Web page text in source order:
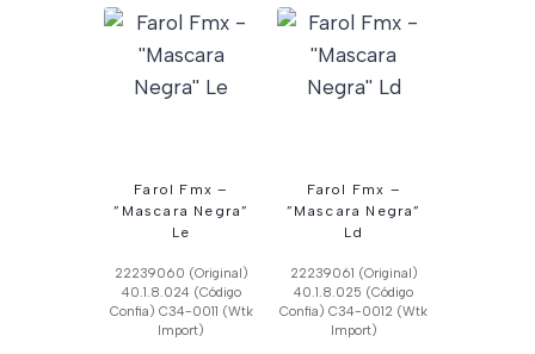
Farol Fmx –
”Mascara Negra”
Le
22239060 (Original)
40.1.8.024 (Código
Confia) C34-0011 (Wtk
Import)
Farol Fmx –
”Mascara Negra”
Ld
22239061 (Original)
40.1.8.025 (Código
Confia) C34-0012 (Wtk
Import)